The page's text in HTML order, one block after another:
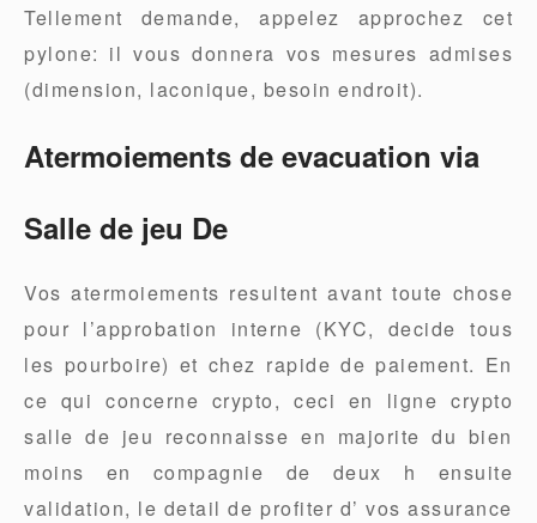
Tellement demande, appelez approchez cet
pylone: il vous donnera vos mesures admises
(dimension, laconique, besoin endroit).
Atermoiements de evacuation via
Salle de jeu De
Vos atermoiements resultent avant toute chose
pour l’approbation interne (KYC, decide tous
les pourboire) et chez rapide de paiement. En
ce qui concerne crypto, ceci en ligne crypto
salle de jeu reconnaisse en majorite du bien
moins en compagnie de deux h ensuite
validation, le detail de profiter d’ vos assurance